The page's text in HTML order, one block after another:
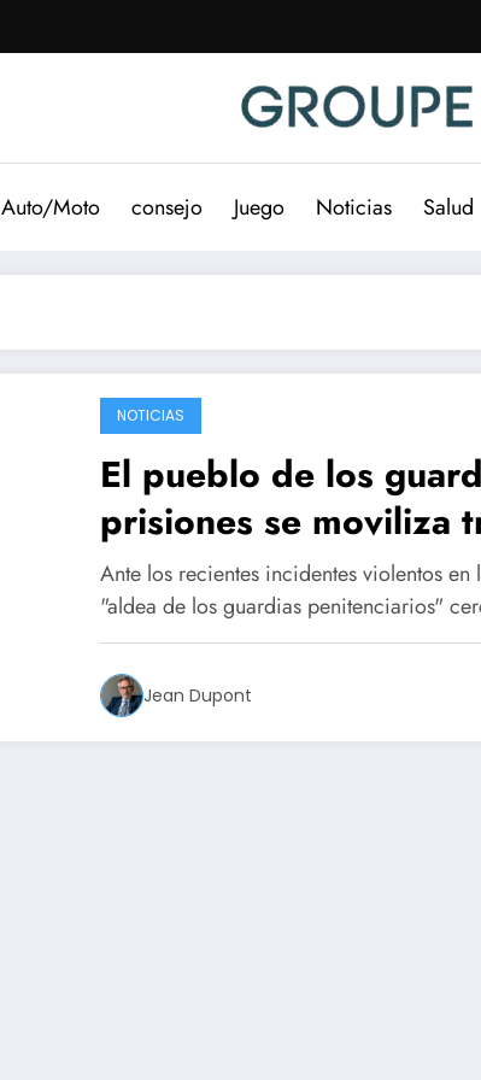
Auto/Moto consejo Juego Noticias Salud
NOTICIAS
El pueblo de los
prisiones se moviliza
recientes ataques a las
cerca de Fleury-
Ante los recientes incidentes violentos en
"aldea de los guardias penitenciarios"
Jean Dupont